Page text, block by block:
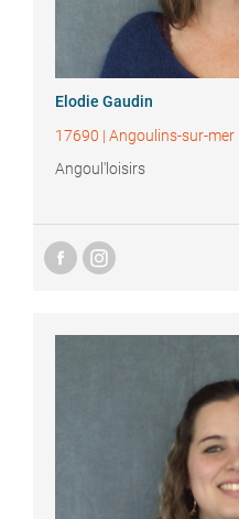
Elodie Gaudin
17690 | Angoulins-sur-mer
Angoul'loisirs